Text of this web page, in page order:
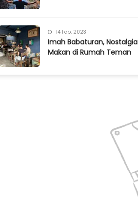
14 Feb, 2023
Imah Babaturan, Nostalgia
Makan di Rumah Teman